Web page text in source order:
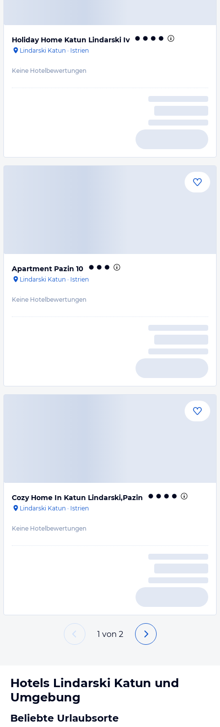
Holiday Home Katun Lindarski Iv
Lindarski Katun · Istrien
Keine Hotelbewertungen
Apartment Pazin 10
Lindarski Katun · Istrien
Keine Hotelbewertungen
Cozy Home In Katun Lindarski,Pazin
Lindarski Katun · Istrien
Keine Hotelbewertungen
1 von 2
Hotels Lindarski Katun und
Umgebung
Beliebte Urlaubsorte